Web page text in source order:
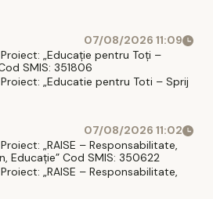
07/08/2026 11:09
Proiect: „Educație pentru Toți –
SMIS: 351806
Proiect: „Educatie pentru Toti – Sprij
07/08/2026 11:02
Proiect: „RAISE – Responsabilitate,
Educație” Cod SMIS: 350622
Proiect: „RAISE – Responsabilitate,